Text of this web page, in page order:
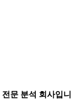
문 분석 회사입니